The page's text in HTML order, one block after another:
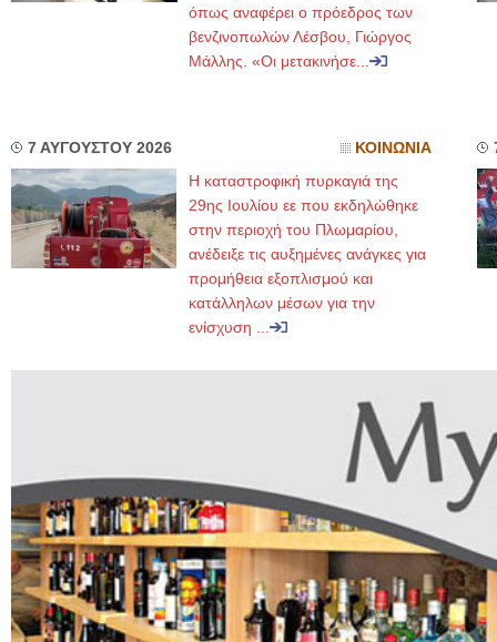
όπως αναφέρει ο πρόεδρος των
βενζινοπωλών Λέσβου, Γιώργος
Μάλλης. «Οι μετακινήσε...
7 ΑΥΓΟΥΣΤΟΥ 2026 ΚΟΙΝΩΝΙΑ
Η καταστροφική πυρκαγιά της
29ης Ιουλίου εε που εκδηλώθηκε
στην περιοχή του Πλωμαρίου,
ανέδειξε τις αυξημένες ανάγκες για
προμήθεια εξοπλισμού και
κατάλληλων μέσων για την
ενίσχυση ...